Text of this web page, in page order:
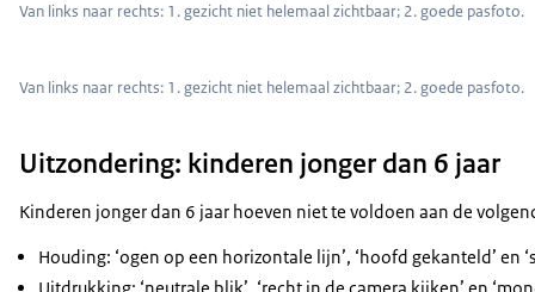
Van links naar rechts: 1. gezicht niet helemaal zichtbaar; 2. goede pasfoto.
Van links naar rechts: 1. gezicht niet helemaal zichtbaar; 2. goede pasfoto.
Uitzondering: kinderen jonger dan 6 jaar
Kinderen jonger dan 6 jaar hoeven niet te voldoen aan de
Houding: ‘ogen op een horizontale lijn’, ‘hoofd gekanteld’ en